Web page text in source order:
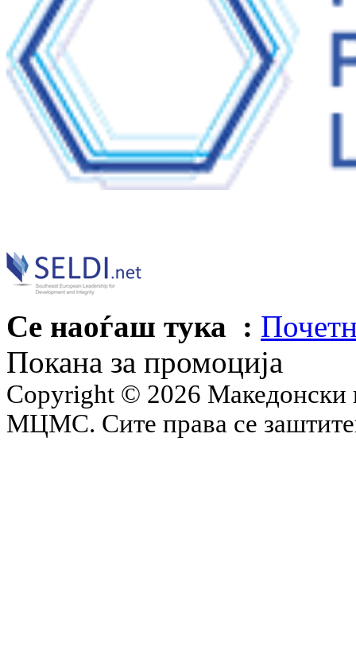
Се наоѓаш тука :
Покана за промоција
Copyright © 2026 Македонски
МЦМС. Сите права се